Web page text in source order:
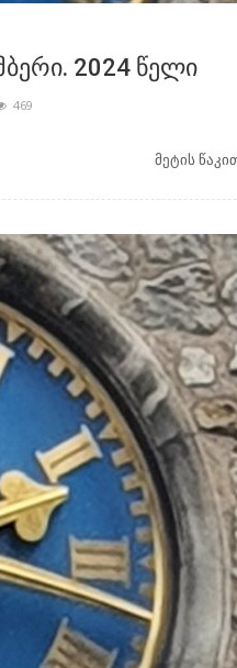
2024 წელი
469
მეტის